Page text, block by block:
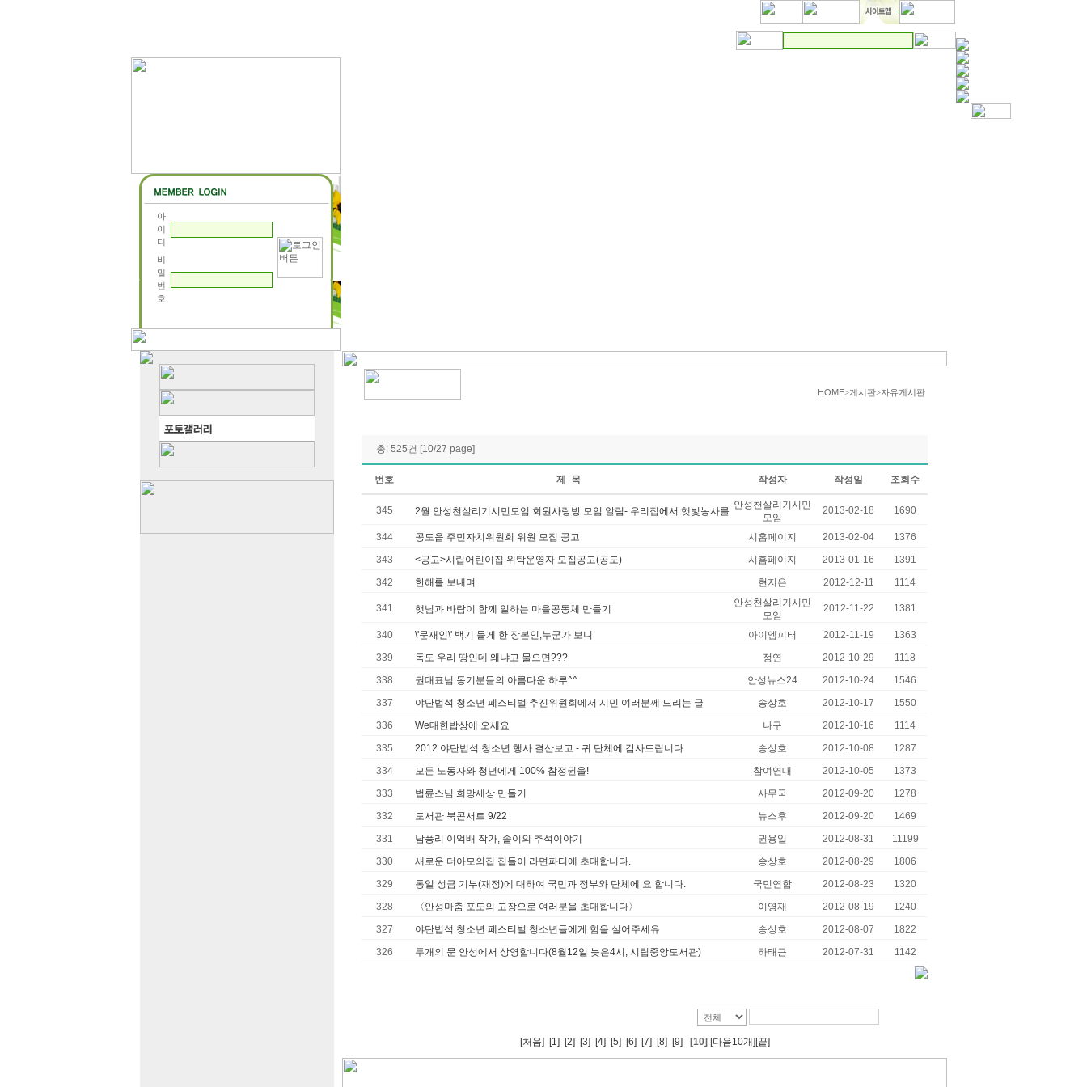
아
이
디
비
밀
번
호
HOME>게시판>자유게시판
총: 525건 [10/27 page]
번호 제 목 작성자 작성일 조회수
345 2월 안성천살리기시민모임 회원사랑방 모임 알림- 우리집에서 햇빛농사를
안성천살리기시민
모임
2013-02-18 1690
344 공도읍 주민자치위원회 위원 모집 공고 시홈페이지 2013-02-04
1376
343
<공고>시립어린이집 위탁운영자 모집공고(공도) 시홈페이지 2013-01-16
1391
342
한해를 보내며 현지은 2012-12-11 1114
341 햇님과 바람이 함께 일하는 마을공동체 만들기
안성천살리기시민
모임
2012-11-22 1381
340 \'문재인\' 백기 들게 한 장본인,누군가 보니 아이엠피터 2012-11-19
1363
339
독도 우리 땅인데 왜냐고 물으면??? 정연 2012-10-29
1118
338
권대표님 동기분들의 아름다운 하루^^ 안성뉴스24 2012-10-24
1546
337
야단법석 청소년 페스티벌 추진위원회에서 시민 여러분께 드리는 글 송상호 2012-10-17
1550
336
We대한밥상에 오세요 나구 2012-10-16
1114
335
2012 야단법석 청소년 행사 결산보고 - 귀 단체에 감사드립니다 송상호 2012-10-08
1287
334
모든 노동자와 청년에게 100% 참정권을! 참여연대 2012-10-05
1373
333
법륜스님 희망세상 만들기 사무국 2012-09-20
1278
332
도서관 북콘서트 9/22 뉴스후 2012-09-20
1469
331
남풍리 이억배 작가, 솔이의 추석이야기 권용일 2012-08-31
11199
330
새로운 더아모의집 집들이 라면파티에 초대합니다. 송상호 2012-08-29
1806
329
통일 성금 기부(재정)에 대하여 국민과 정부와 단체에 요 합니다. 국민연합 2012-08-23
1320
328
〈안성마춤 포도의 고장으로 여러분을 초대합니다〉 이영재 2012-08-19
1240
327
야단법석 청소년 페스티벌 청소년들에게 힘을 실어주세유 송상호 2012-08-07
1822
326
두개의 문 안성에서 상영합니다(8월12일 늦은4시, 시립중앙도서관) 하태근 2012-07-31 1142
[처음] [1] [2] [3] [4] [5] [6] [7] [8] [9] [10] [다음10개] [끝]